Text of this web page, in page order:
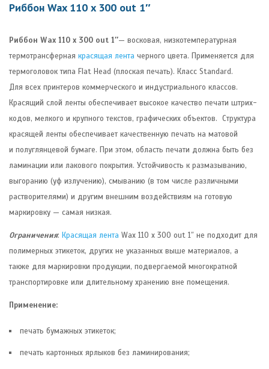
Риббон Wax 110 x 300 out 1″
Риббон Wax 110 x 300 out 1″— восковая, низкотемпературная
термотрансферная красящая лента черного цвета. Применяется для
термоголовок типа Flat Head (плоская печать). Класс Standard.
Для всех принтеров коммерческого и индустриального классов.
Красящий слой ленты обеспечивает высокое качество печати штрих-
кодов, мелкого и крупного текстов, графических объектов. Структура
красящей ленты обеспечивает качественную печать на матовой
и полуглянцевой бумаге. При этом, область печати должна быть без
ламинации или лакового покрытия. Устойчивость к размазыванию,
выгоранию (уф излучению), смыванию (в том числе различными
растворителями) и другим внешним воздействиям на готовую
маркировку — самая низкая.
Ограничения: Красящая лента Wax 110 x 300 out 1″ не подходит для
полимерных этикеток, других не указанных выше материалов, а
также для маркировки продукции, подвергаемой многократной
транспортировке или длительному хранению вне помещения.
Применение:
печать бумажных этикеток;
печать картонных ярлыков без ламинирования;